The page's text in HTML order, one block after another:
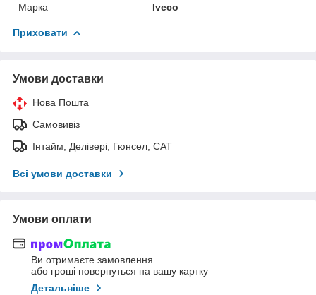
Марка
Iveco
Приховати
Умови доставки
Нова Пошта
Самовивіз
Інтайм, Делівері, Гюнсел, САТ
Всі умови доставки
Умови оплати
Ви отримаєте замовлення
або гроші повернуться на вашу картку
Детальніше